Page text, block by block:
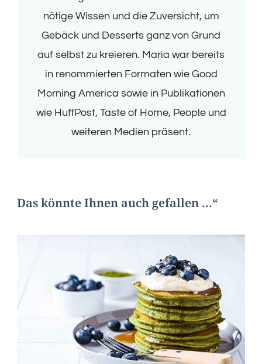
nötige Wissen und die Zuversicht, um
Gebäck und Desserts ganz von Grund
auf selbst zu kreieren. Maria war bereits
in renommierten Formaten wie Good
Morning America sowie in Publikationen
wie HuffPost, Taste of Home, People und
weiteren Medien präsent.
Das könnte Ihnen auch gefallen …“